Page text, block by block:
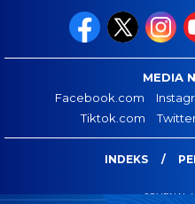
MEDIA
Facebook.com
Tiktok.com
INDEKS
JOURNAL